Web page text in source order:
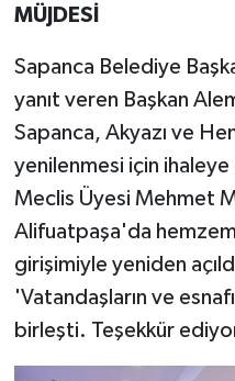
MÜJDESİ
Sapanca Belediye
yanıt veren Başkan
Sapanca, Akyazı ve
yenilenmesi için
Meclis Üyesi Mehmet
Alifuatpaşa'da
girişimiyle yeniden
'Vatandaşların ve
birleşti. Teşekkür